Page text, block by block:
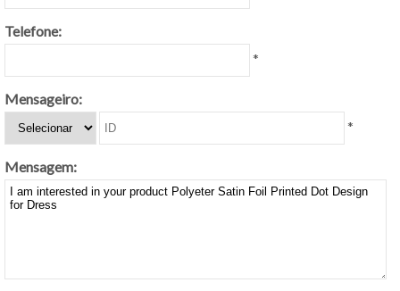
Telefone:
*
Mensageiro:
*
Mensagem: